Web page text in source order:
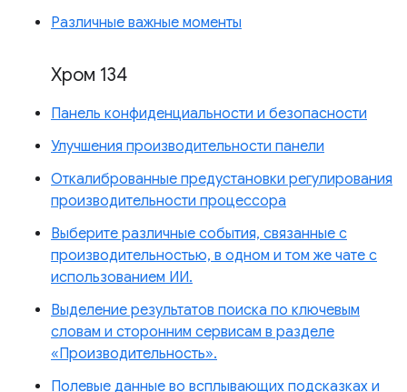
Различные важные моменты
Хром 134
Панель конфиденциальности и безопасности
Улучшения производительности панели
Откалиброванные предустановки регулирования
производительности процессора
Выберите различные события, связанные с
производительностью, в одном и том же чате с
использованием ИИ.
Выделение результатов поиска по ключевым
словам и сторонним сервисам в разделе
«Производительность».
Полевые данные во всплывающих подсказках и